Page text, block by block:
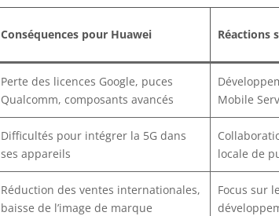
Conséquences pour Huawei Réactions
Perte des licences Google, puces
Qualcomm, composants avancés
Mobile
Difficultés pour intégrer la 5G dans
ses appareils
locale de
Réduction des ventes internationales,
baisse de l’image de marque
Focus sur